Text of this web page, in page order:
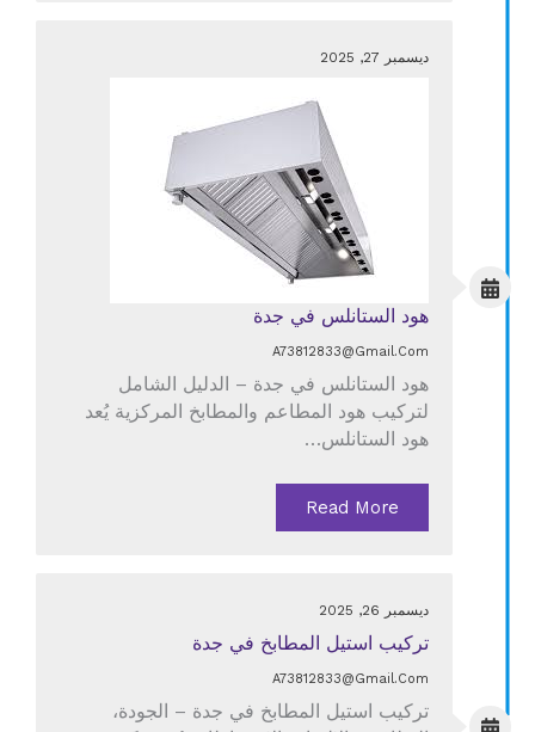
ديسمبر 27, 2025
هود الستانلس في جدة
A73812833@gmail.com
هود الستانلس في جدة – الدليل الشامل
لتركيب هود المطاعم والمطابخ المركزية يُعد
هود الستانلس…
Read More
ديسمبر 26, 2025
تركيب استيل المطابخ في جدة
A73812833@gmail.com
تركيب استيل المطابخ في جدة – الجودة،